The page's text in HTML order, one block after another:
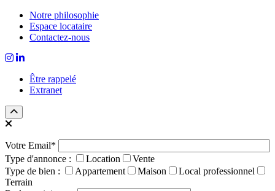
Notre philosophie
Espace locataire
Contactez-nous
Être rappelé
Extranet
Votre Email*
Type d'annonce :
Location
Vente
Type de bien :
Appartement Maison
Local professionnel
Terrain